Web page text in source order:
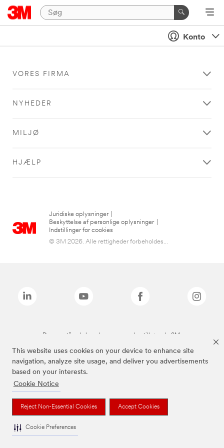
This website uses cookies on your device to enhance site
navigation, analyze site usage, and deliver you advertisements
based on your interests.
Cookie Notice
Reject Non-Essential Cookies Accept Cookies
Cookie Preferences
Konto
VORES FIRMA
NYHEDER
MILJØ
HJÆLP
Juridiske oplysninger
Beskyttelse af personlige oplysninger
Indstillinger for cookies
© 3M 2026. Alle rettigheder forbeholdes...
De ovenstående brands er varemærker tilhørende 3M.